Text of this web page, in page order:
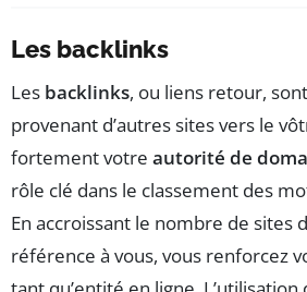
Les backlinks
Les backlinks, ou liens retour,
provenant d’autres sites vers le
fortement votre autorité de
rôle clé dans le classement des
En accroissant le nombre de sites
référence à vous, vous renforcez